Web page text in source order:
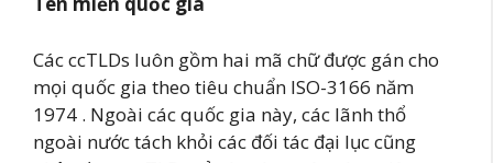
Các ccTLDs luôn gồm hai mã chữ được gán cho
mọi quốc gia theo tiêu chuẩn ISO-3166 năm
1974 . Ngoài các quốc gia này, các lãnh thổ
ngoài nước tách khỏi các đối tác đại lục cũng